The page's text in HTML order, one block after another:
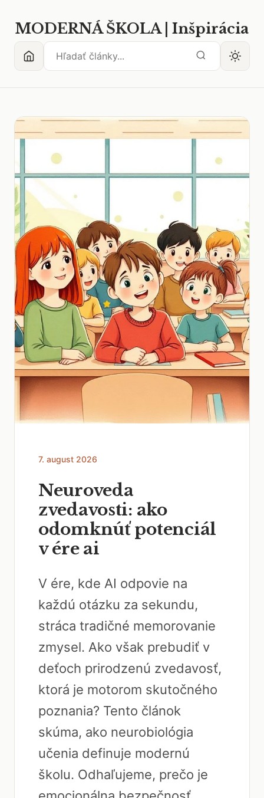
MODERNÁ ŠKOLA | Inšpirácia
7. august 2026
Neuroveda
zvedavosti: ako
odomknúť potenciál
v ére ai
V ére, kde AI odpovie na
každú otázku za sekundu,
stráca tradičné memorovanie
zmysel. Ako však prebudiť v
deťoch prirodzenú zvedavosť,
ktorá je motorom skutočného
poznania? Tento článok
skúma, ako neurobiológia
učenia definuje modernú
školu. Odhaľujeme, prečo je